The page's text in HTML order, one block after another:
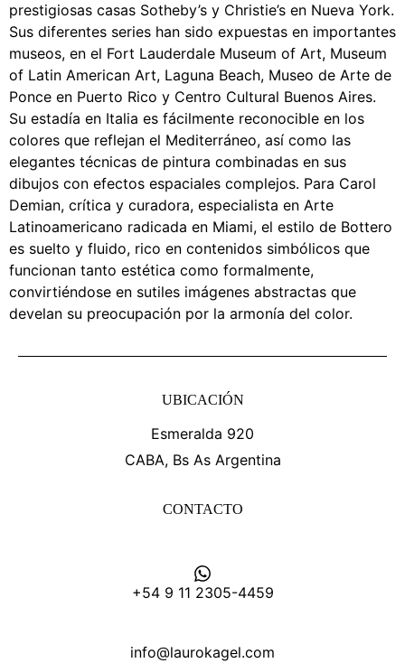
prestigiosas casas Sotheby’s y Christie’s en Nueva York.
Sus diferentes series han sido expuestas en importantes
museos, en el Fort Lauderdale Museum of Art, Museum
of Latin American Art, Laguna Beach, Museo de Arte de
Ponce en Puerto Rico y Centro Cultural Buenos Aires.
Su estadía en Italia es fácilmente reconocible en los
colores que reflejan el Mediterráneo, así como las
elegantes técnicas de pintura combinadas en sus
dibujos con efectos espaciales complejos. Para Carol
Demian, crítica y curadora, especialista en Arte
Latinoamericano radicada en Miami, el estilo de Bottero
es suelto y fluido, rico en contenidos simbólicos que
funcionan tanto estética como formalmente,
convirtiéndose en sutiles imágenes abstractas que
develan su preocupación por la armonía del color.
UBICACIÓN
Esmeralda 920
CABA, Bs As Argentina
CONTACTO
+54 9 11 2305-4459
info@laurokagel.com